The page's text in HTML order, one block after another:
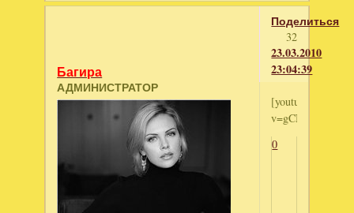
Поделиться
32
23.03.2010
23:04:39
Багира
АДМИНИСТРАТОР
[youtube]http://
0